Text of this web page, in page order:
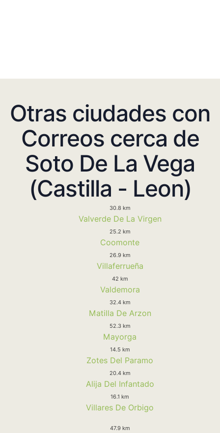
Otras ciudades con
Correos cerca de
Soto De La Vega
(Castilla - Leon)
30.8 km
Valverde De La Virgen
25.2 km
Coomonte
26.9 km
Villaferrueña
42 km
Valdemora
32.4 km
Matilla De Arzon
52.3 km
Mayorga
14.5 km
Zotes Del Paramo
20.4 km
Alija Del Infantado
16.1 km
Villares De Orbigo
47.9 km